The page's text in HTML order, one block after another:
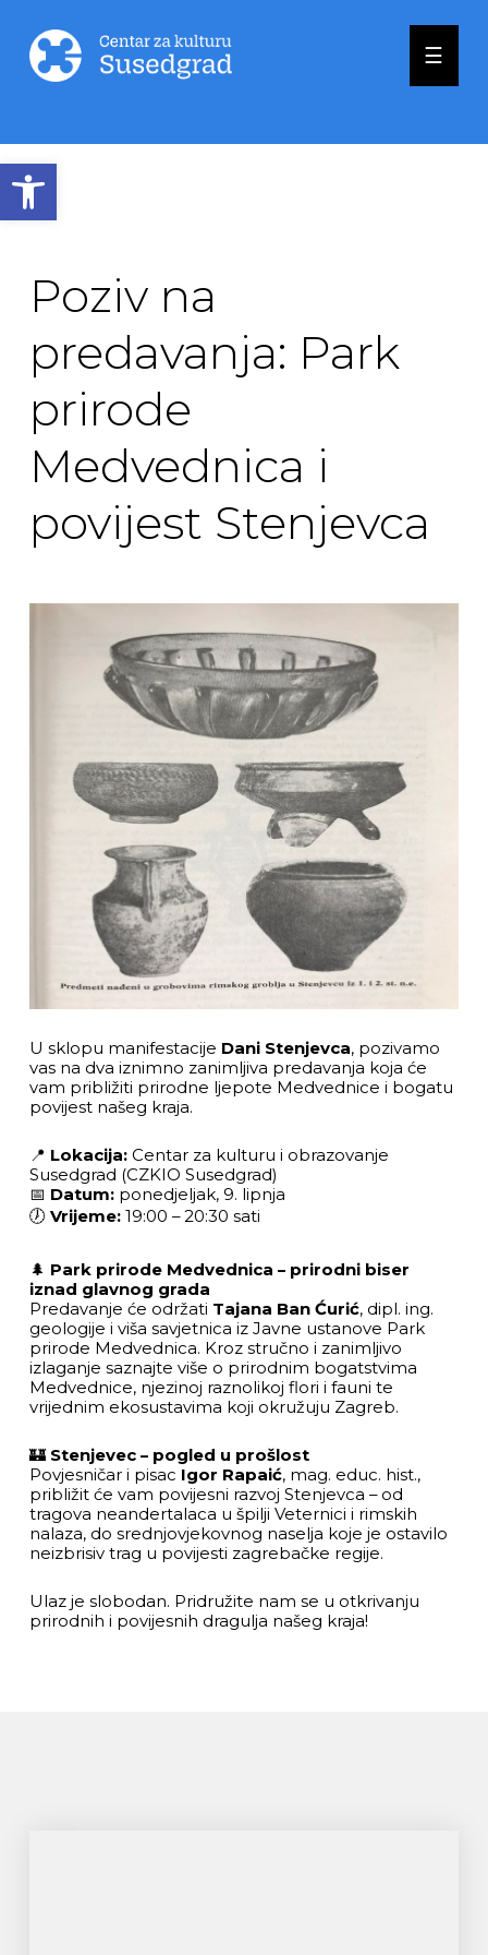
Open toolbar
☰
Poziv na
predavanja: Park
prirode
Medvednica i
povijest Stenjevca
U sklopu manifestacije Dani Stenjevca, pozivamo
vas na dva iznimno zanimljiva predavanja koja će
vam približiti prirodne ljepote Medvednice i bogatu
povijest našeg kraja.
📍 Lokacija: Centar za kulturu i obrazovanje
Susedgrad (CZKIO Susedgrad)
📅 Datum: ponedjeljak, 9. lipnja
🕖Vrijeme: 19:00 – 20:30 sati
🌲 Park prirode Medvednica – prirodni biser
iznad glavnog grada
Predavanje će održati Tajana Ban Ćurić, dipl. ing.
geologije i viša savjetnica iz Javne ustanove Park
prirode Medvednica. Kroz stručno i zanimljivo
izlaganje saznajte više o prirodnim bogatstvima
Medvednice, njezinoj raznolikoj flori i fauni te
vrijednim ekosustavima koji okružuju Zagreb.
🏰 Stenjevec – pogled u prošlost
Povjesničar i pisac Igor Rapaić, mag. educ. hist.,
približit će vam povijesni razvoj Stenjevca – od
tragova neandertalaca u špilji Veternici i rimskih
nalaza, do srednjovjekovnog naselja koje je ostavilo
neizbrisiv trag u povijesti zagrebačke regije.
Ulaz je slobodan. Pridružite nam se u otkrivanju
prirodnih i povijesnih dragulja našeg kraja!